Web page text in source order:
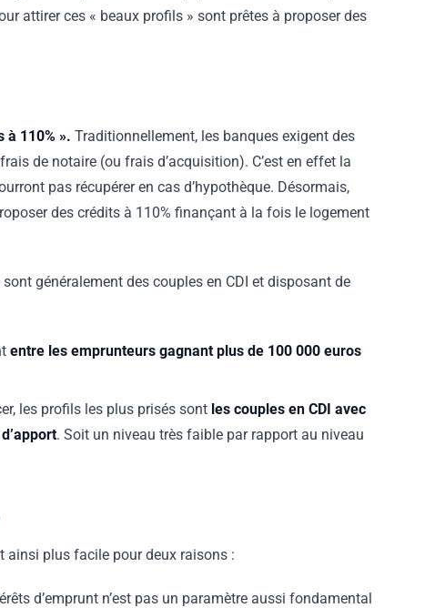
attirer ces « beaux profils » sont prêtes à proposer des
à 110% ». Traditionnellement, les banques exigent des
de notaire (ou frais d’acquisition). C’est en effet la
pas récupérer en cas d’hypothèque. Désormais,
des crédits à 110% finançant à la fois le logement
sont généralement des couples en CDI et disposant de
entre les emprunteurs gagnant plus de 100 000 euros
les profils les plus prisés sont les couples en CDI avec
. Soit un niveau très faible par rapport au niveau
ainsi plus facile pour deux raisons :
d’emprunt n’est pas un paramètre aussi fondamental